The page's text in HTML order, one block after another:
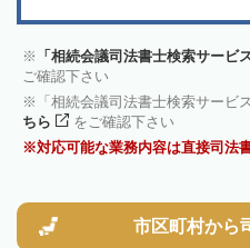
「相続会議司法書士検索サービ
ご確認下さい
「相続会議司法書士検索サービ
ちら
をご確認下さい
対応可能な業務内容は直接司法
市区町村から